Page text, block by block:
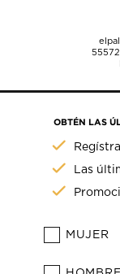
OBTÉN LAS
Las
MUJER